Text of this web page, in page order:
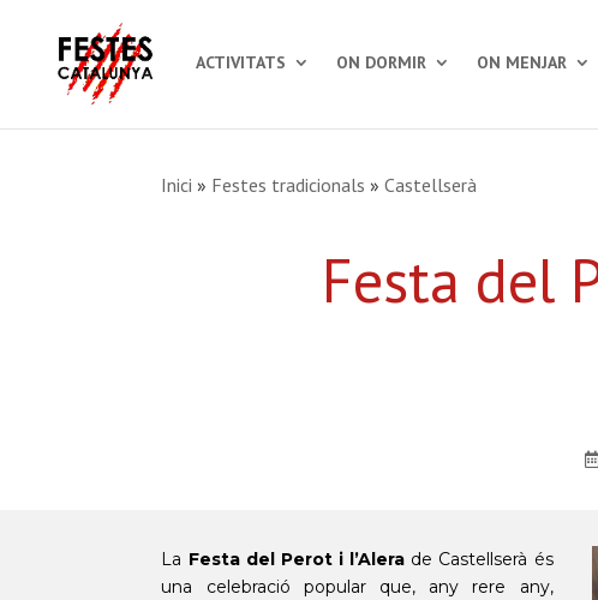
ACTIVITATS ON DORMIR ON MENJAR
Inici » Festes tradicionals »Castellserà
Festa del
La Festa del Perot i l’Alera de Castellserà és
una celebració popular que, any rere any,